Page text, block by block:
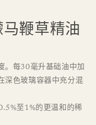
鞭草精油
。每30毫升基础油中加
深色玻璃容器中充分混
至1%的更温和的稀